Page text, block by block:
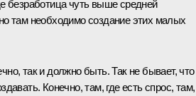
безработица чуть выше средней
там необходимо создание этих малых
так и должно быть. Так не бывает, что
Конечно, там, где есть спрос, там,